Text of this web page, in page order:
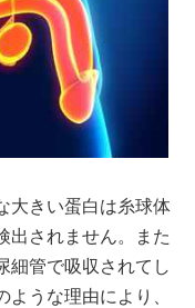
大きい蛋白は糸球体
出されません。また
細管で吸収されてし
うな理由により、